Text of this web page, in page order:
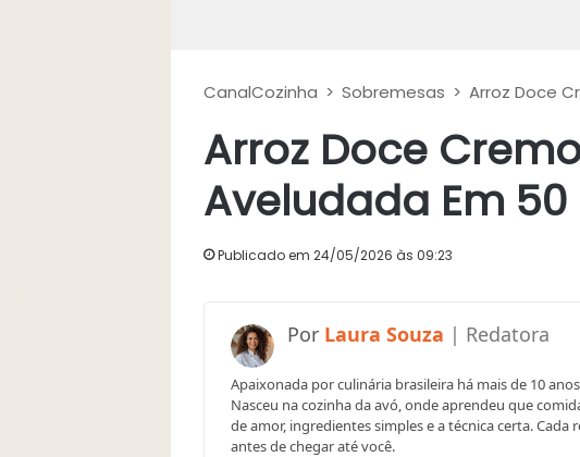
CanalCozinha > Sobremesas > Arroz Doce
Arroz Doce
Aveludada Em 50
Publicado em 24/05/2026 às 09:23
Laura Souza
Apaixonada por culinária brasileira há mais de 10
Nasceu na cozinha da avó, onde aprendeu que
de amor, ingredientes simples e a técnica certa.
antes de chegar até você.